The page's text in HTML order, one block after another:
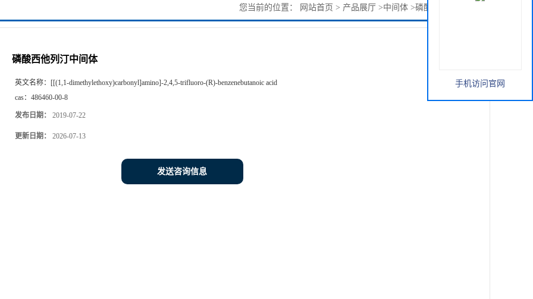
您当前的位置： 网站首页 > 产品展厅 >中间体 >磷酸西他列汀中间体
磷酸西他列汀中间体
英文名称： [[(1,1-dimethylethoxy)carbonyl]amino]-2,4,5-trifluoro-(R)-benzenebutanoic acid
cas： 486460-00-8
发布日期： 2019-07-22
更新日期： 2026-07-13
发送咨询信息
手机访问官网